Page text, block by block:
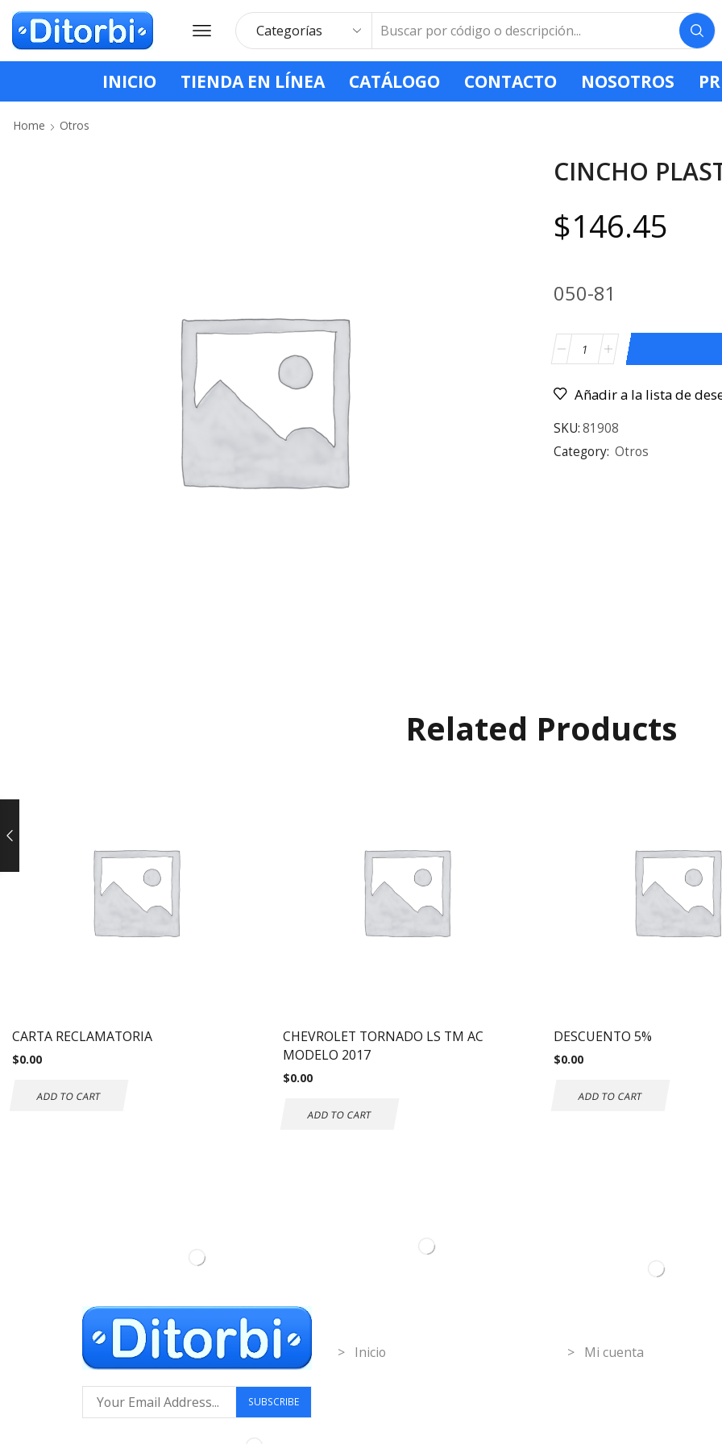
INICIO TIENDA EN LÍNEA CATÁLOGO CONTACTO NOSOTROS
Home Otros
CINCHO
$146.45
050-81
Añadir a la lista de
SKU:81908
Category: Otros
Related Products
CARTA RECLAMATORIA
$0.00
ADD TO CART
CHEVROLET TORNADO LS TM AC
MODELO 2017
$0.00
ADD TO CART
DESCUENTO 5%
$0.00
ADD TO CART
> Inicio > Mi cuenta